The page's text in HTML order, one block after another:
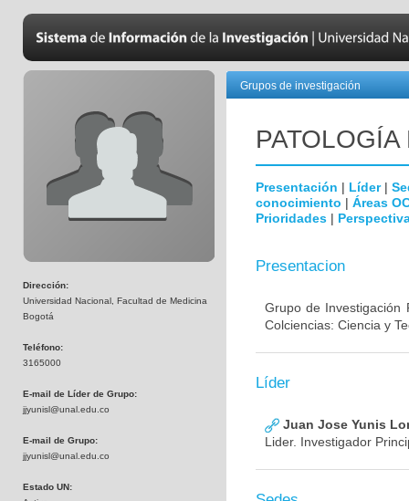
Dirección:
Universidad Nacional, Facultad de Medicina
Bogotá
Teléfono:
3165000
E-mail de Líder de Grupo:
jjyunisl@unal.edu.co
E-mail de Grupo:
jjyunisl@unal.edu.co
Estado UN:
Grupos de investigación
Presentación | Líder|
conocimiento | Áreas
Prioridades |
Presentacion
Grupo de Investigación
Colciencias: Ciencia y
Líder
Juan Jose Yunis
Lider. Investigador